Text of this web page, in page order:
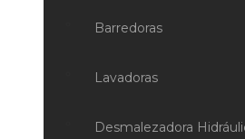
Barredoras
Lavadoras
Desmalezadora